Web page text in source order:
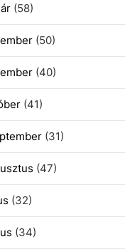
(58)
(50)
(40)
(41)
(31)
(47)
(32)
(34)